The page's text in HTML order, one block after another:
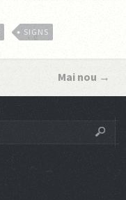
SIGNS
Mai nou →